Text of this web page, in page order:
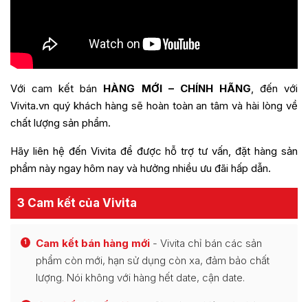
Với cam kết bán HÀNG MỚI – CHÍNH HÃNG, đến với
Vivita.vn quý khách hàng sẽ hoàn toàn an tâm và hài lòng về
chất lượng sản phẩm.
Hãy liên hệ đến Vivita để được hỗ trợ tư vấn, đặt hàng sản
phẩm này ngay hôm nay và hưởng nhiều ưu đãi hấp dẫn.
3 Cam kết của Vivita
1 Cam kết bán hàng mới - Vivita chỉ bán các sản
phẩm còn mới, hạn sử dụng còn xa, đảm bảo chất
lượng. Nói không với hàng hết date, cận date.